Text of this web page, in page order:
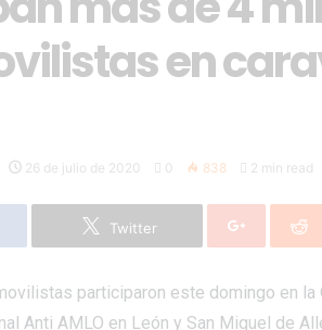
en
26 de julio de 2020 0 838 2 min read
Twitter
participaron este domingo en la
Anti AMLO en León y San Miguel de